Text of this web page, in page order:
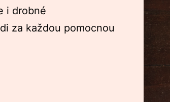
i drobné
za každou pomocnou